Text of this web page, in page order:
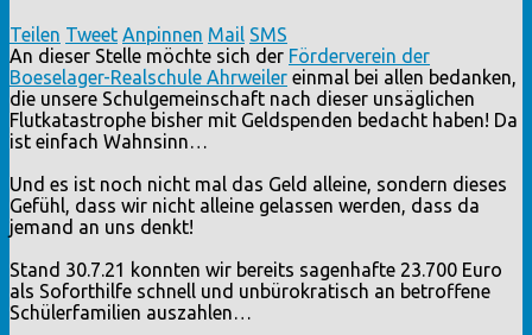
Teilen Tweet Anpinnen Mail SMS
An dieser Stelle möchte sich der Förderverein der
Boeselager-Realschule Ahrweiler einmal bei allen bedanken,
die unsere Schulgemeinschaft nach dieser unsäglichen
Flutkatastrophe bisher mit Geldspenden bedacht haben! Da
ist einfach Wahnsinn…
Und es ist noch nicht mal das Geld alleine, sondern dieses
Gefühl, dass wir nicht alleine gelassen werden, dass da
jemand an uns denkt!
Stand 30.7.21 konnten wir bereits sagenhafte 23.700 Euro
als Soforthilfe schnell und unbürokratisch an betroffene
Schülerfamilien auszahlen…